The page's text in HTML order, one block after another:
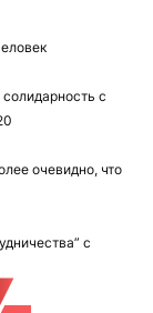
с
очевидно, что
с